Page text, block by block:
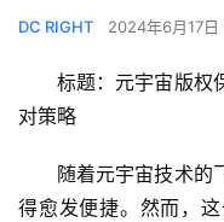
DC RIGHT 2024年6月17
标题：元宇宙版权
对策略
随着元宇宙技术的
得愈发便捷。然而，